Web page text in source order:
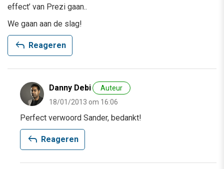
effect’ van Prezi gaan..
We gaan aan de slag!
reply Reageren
Danny Debi
Auteur
18/01/2013 om 16:06
Perfect verwoord Sander, bedankt!
reply Reageren